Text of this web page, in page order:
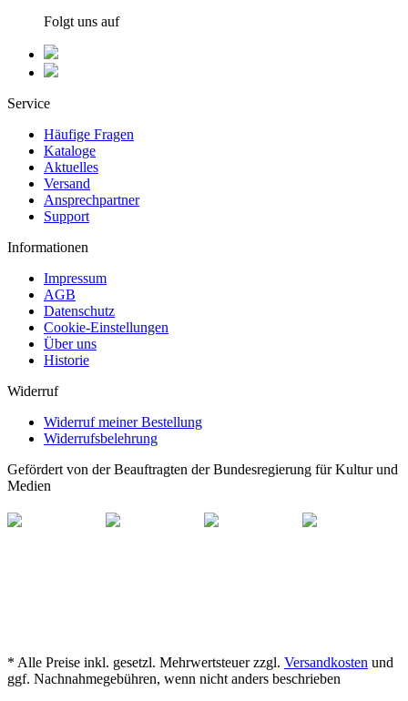
Folgt uns auf
Service
Häufige Fragen
Kataloge
Aktuelles
Versand
Ansprechpartner
Support
Informationen
Impressum
AGB
Datenschutz
Cookie-Einstellungen
Über uns
Historie
Widerruf
Widerruf meiner Bestellung
Widerrufsbelehrung
Gefördert von der Beauftragten der Bundesregierung für Kultur und
Medien
* Alle Preise inkl. gesetzl. Mehrwertsteuer zzgl. Versandkosten und
ggf. Nachnahmegebühren, wenn nicht anders beschrieben